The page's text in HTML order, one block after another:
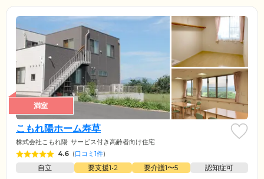
満室
こもれ陽ホーム寿草
株式会社こもれ陽 サービス付き高齢者向け住宅
4.6 (口コミ1件)
自立 要支援1•2 要介護1〜5
認知症可